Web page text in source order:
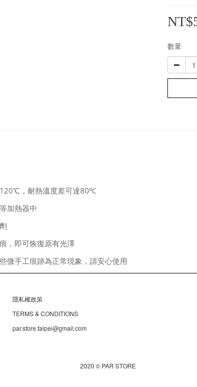
數量
120℃，耐熱溫度差可達80℃
加熱器中
，即可恢復原有光澤
微手工痕跡為正常現象，請安心使用
隱私權政策
TERMS & CONDITIONS
par.store.taipei@gmail.com
2020 © PAR STORE